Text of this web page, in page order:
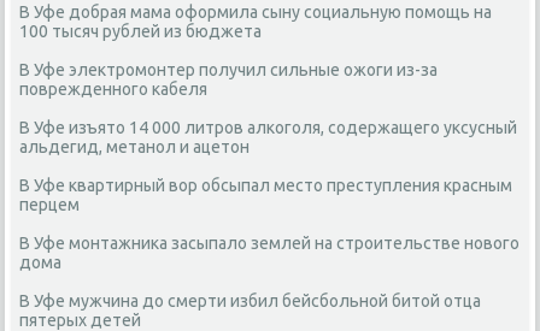
В Уфе добрая мама оформила сыну социальную помощь на
100 тысяч рублей из бюджета
В Уфе электромонтер получил сильные ожоги из-за
поврежденного кабеля
В Уфе изъято 14 000 литров алкоголя, содержащего уксусный
альдегид, метанол и ацетон
В Уфе квартирный вор обсыпал место преступления красным
перцем
В Уфе монтажника засыпало землей на строительстве нового
дома
В Уфе мужчина до смерти избил бейсбольной битой отца
пятерых детей